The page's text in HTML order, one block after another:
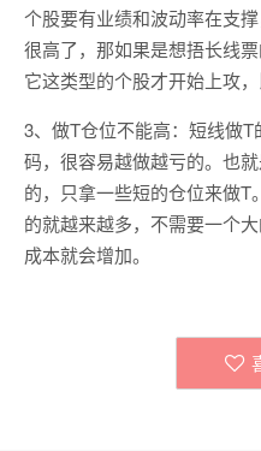
个股要有业绩和波动率在支
很高了，那如果是想捂长线
它这类型的个股才开始上攻，
3、做T仓位不能高：短线做
码，很容易越做越亏的。也
的，只拿一些短的仓位来做
的就越来越多，不需要一个
成本就会增加。